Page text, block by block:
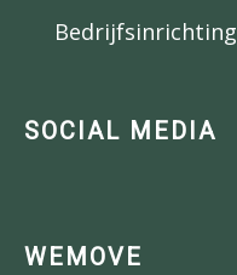
Bedrijfsinrichting
SOCIAL MEDIA
WEMOVE